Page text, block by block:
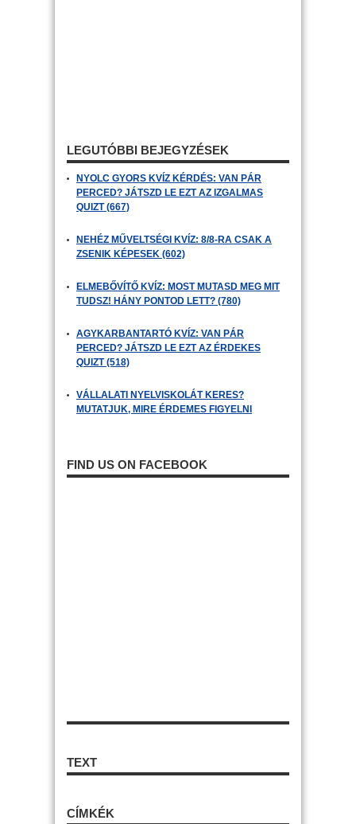
LEGUTÓBBI BEJEGYZÉSEK
NYOLC GYORS KVÍZ KÉRDÉS: VAN PÁR
PERCED? JÁTSZD LE EZT AZ IZGALMAS
QUIZT (667)
NEHÉZ MŰVELTSÉGI KVÍZ: 8/8-RA CSAK A
ZSENIK KÉPESEK (602)
ELMEBŐVÍTŐ KVÍZ: MOST MUTASD MEG MIT
TUDSZ! HÁNY PONTOD LETT? (780)
AGYKARBANTARTÓ KVÍZ: VAN PÁR
PERCED? JÁTSZD LE EZT AZ ÉRDEKES
QUIZT (518)
VÁLLALATI NYELVISKOLÁT KERES?
MUTATJUK, MIRE ÉRDEMES FIGYELNI
FIND US ON FACEBOOK
TEXT
CÍMKÉK